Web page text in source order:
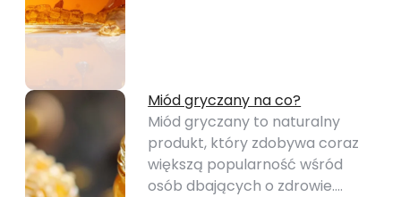
Miód gryczany na co?
Miód gryczany to naturalny
produkt, który zdobywa coraz
większą popularność wśród
osób dbających o zdrowie.…